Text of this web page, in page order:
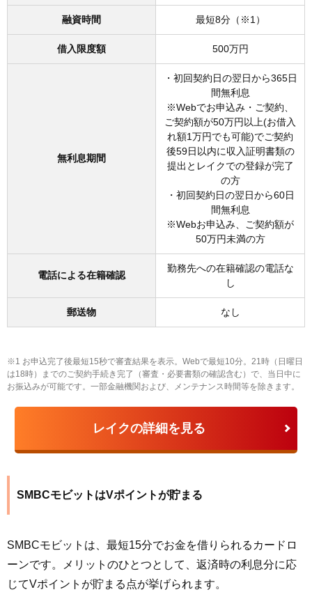
融資時間 最短8分（※1）
借入限度額 500万円
無利息期間
・初回契約日の翌日から365日
間無利息
※Webでお申込み・ご契約、
ご契約額が50万円以上(お借入
れ額1万円でも可能)でご契約
後59日以内に収入証明書類の
提出とレイクでの登録が完了
の方
・初回契約日の翌日から60日
間無利息
※Webお申込み、ご契約額が
50万円未満の方
電話による在籍確認
勤務先への在籍確認の電話な
し
郵送物 なし
※1 お申込完了後最短15秒で審査結果を表示。Webで最短10分。21時（日曜日
は18時）までのご契約手続き完了（審査・必要書類の確認含む）で、当日中に
お振込みが可能です。一部金融機関および、メンテナンス時間等を除きます。
レイクの詳細を見る
SMBCモビットはVポイントが貯まる
SMBCモビットは、最短15分でお金を借りられるカードロ
ーンです。メリットのひとつとして、返済時の利息分に応
じてVポイントが貯まる点が挙げられます。